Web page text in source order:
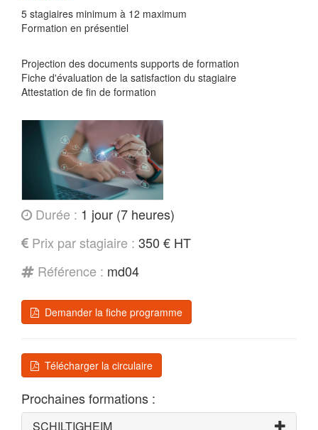
5 stagiaires minimum à 12 maximum
Formation en présentiel
Projection des documents supports de formation
Fiche d'évaluation de la satisfaction du stagiaire
Attestation de fin de formation
Durée : 1 jour (7 heures)
Prix par stagiaire : 350 € HT
Référence : md04
Demander la fiche programme
Télécharger la circulaire
Prochaines formations :
SCHILTIGHEIM